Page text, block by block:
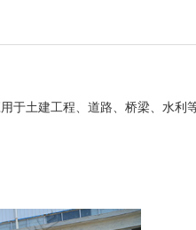
于土建工程、道路、桥梁、水利